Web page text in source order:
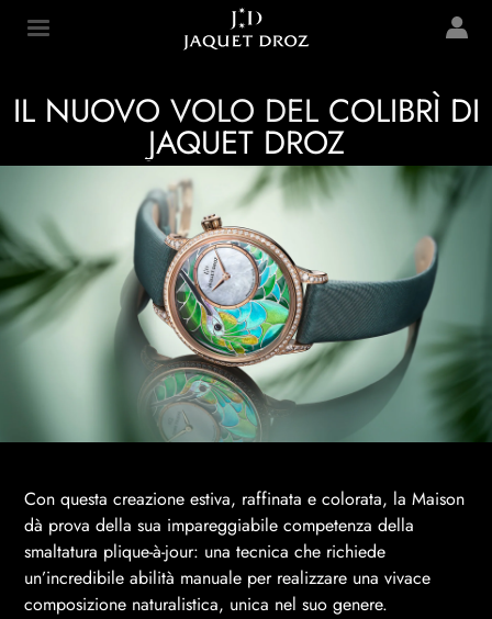
content
Jaquet Droz
IL NUOVO VOLO DEL COLIBRÌ DI
JAQUET DROZ
Con questa creazione estiva, raffinata e colorata, la Maison
dà prova della sua impareggiabile competenza della
smaltatura plique-à-jour: una tecnica che richiede
un’incredibile abilità manuale per realizzare una vivace
composizione naturalistica, unica nel suo genere.